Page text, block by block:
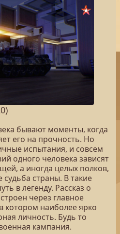
бывают моменты, когда
его на прочность. Но
испытания, и совсем
одного человека зависят
а иногда целых полков,
страны. В такие
в легенду. Рассказ о
через главное
котором наиболее ярко
личность. Будь то
кампания.